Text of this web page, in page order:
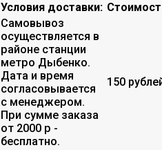
Условия доставки:
Самовывоз
осуществляется в
районе станции
метро Дыбенко.
Дата и время
согласовывается
с менеджером.
При сумме заказа
от 2000 р -
бесплатно.
150